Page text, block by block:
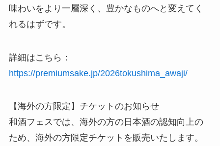
味わいをより一層深く、豊かなものへと変えてく
れるはずです。
詳細はこちら：
https://premiumsake.jp/2026tokushima_awaji/
【海外の方限定】チケットのお知らせ
和酒フェスでは、海外の方の日本酒の認知向上の
ため、海外の方限定チケットを販売いたします。